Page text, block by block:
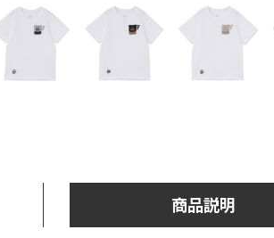
商品説明